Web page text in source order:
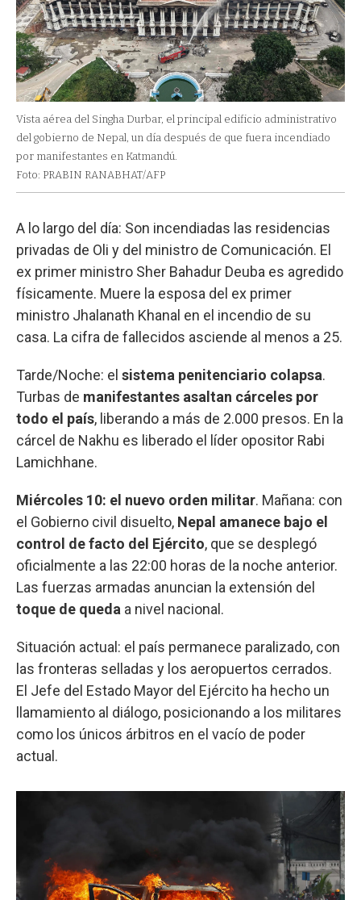
Vista aérea del Singha Durbar, el principal edificio administrativo
del gobierno de Nepal, un día después de que fuera incendiado
por manifestantes en Katmandú.
Foto: PRABIN RANABHAT/AFP
A lo largo del día: Son incendiadas las residencias
privadas de Oli y del ministro de Comunicación. El
ex primer ministro Sher Bahadur Deuba es agredido
físicamente. Muere la esposa del ex primer
ministro Jhalanath Khanal en el incendio de su
casa. La cifra de fallecidos asciende al menos a 25.
Tarde/Noche: el sistema penitenciario colapsa.
Turbas de manifestantes asaltan cárceles por
todo el país, liberando a más de 2.000 presos. En la
cárcel de Nakhu es liberado el líder opositor Rabi
Lamichhane.
Miércoles 10: el nuevo orden militar. Mañana: con
el Gobierno civil disuelto, Nepal amanece bajo el
control de facto del Ejército, que se desplegó
oficialmente a las 22:00 horas de la noche anterior.
Las fuerzas armadas anuncian la extensión del
toque de queda a nivel nacional.
Situación actual: el país permanece paralizado, con
las fronteras selladas y los aeropuertos cerrados.
El Jefe del Estado Mayor del Ejército ha hecho un
llamamiento al diálogo, posicionando a los militares
como los únicos árbitros en el vacío de poder
actual.